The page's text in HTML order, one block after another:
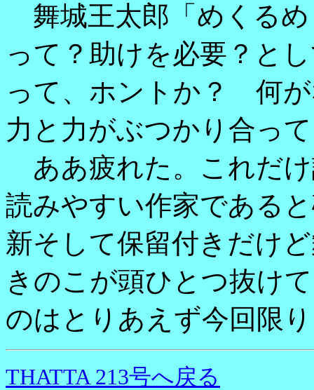
舞城王太郎「めくる
って？助けを必要？と
って、ホントか？ 何
力と力がぶつかり合っ
ああ疲れた。これだ
読みやすい作家である
新そして保留付きだけ
きのこが頭ひとつ抜け
のはとりあえず今回限
THATTA 213号へ戻る